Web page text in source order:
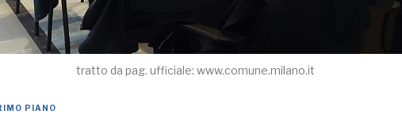
tratto da pag. ufficiale: www.comune.milano.it
PIANO